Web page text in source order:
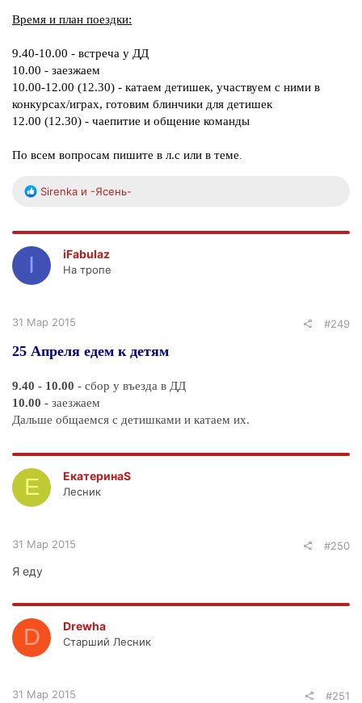
Время и план поездки:
9.40-10.00 - встреча у ДД
10.00 - заезжаем
10.00-12.00 (12.30) - катаем детишек, участвуем с ними в
конкурсах/играх, готовим блинчики для детишек
12.00 (12.30) - чаепитие и общение команды
По всем вопросам пишите в л.с или в теме
Р
к
ц
и
Sirenka и -Ясень-
I iFabulaz
На тропе
31 Мар 2015 #249
25 Апреля едем к детям
9.40 - 10.00 - сбор у въезда в ДД
10.00 - заезжаем
Дальше общаемся с детишками и катаем их.
Е ЕкатеринаS
Лесник
31 Мар 2015 #250
Я еду
D Drewha
Старший Лесник
31 Мар 2015 #251